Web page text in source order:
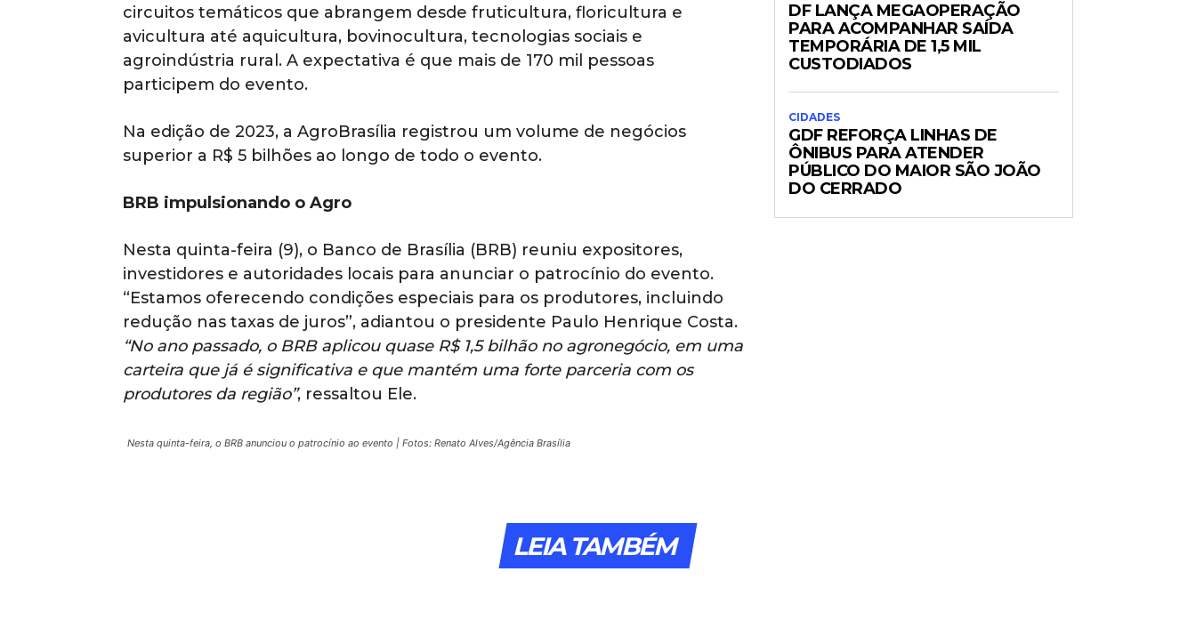
circuitos temáticos que abrangem desde fruticultura, floricultura e
avicultura até aquicultura, bovinocultura, tecnologias sociais e
agroindústria rural. A expectativa é que mais de 170 mil pessoas
participem do evento.
Na edição de 2023, a AgroBrasília registrou um volume de negócios
superior a R$ 5 bilhões ao longo de todo o evento.
BRB impulsionando o Agro
Nesta quinta-feira (9), o Banco de Brasília (BRB) reuniu expositores,
investidores e autoridades locais para anunciar o patrocínio do evento.
“Estamos oferecendo condições especiais para os produtores, incluindo
redução nas taxas de juros”, adiantou o presidente Paulo Henrique Costa.
“No ano passado, o BRB aplicou quase R$ 1,5 bilhão no agronegócio, em uma
carteira que já é significativa e que mantém uma forte parceria com os
produtores da região”, ressaltou Ele.
Nesta quinta-feira, o BRB anunciou o patrocínio ao evento | Fotos: Renato Alves/Agência Brasília
DF LANÇA MEGAOPERAÇÃO
PARA ACOMPANHAR SAÍDA
TEMPORÁRIA DE 1,5 MIL
CUSTODIADOS
CIDADES
GDF REFORÇA LINHAS DE
ÔNIBUS PARA ATENDER
PÚBLICO DO MAIOR SÃO JOÃO
DO CERRADO
LEIA TAMBÉM